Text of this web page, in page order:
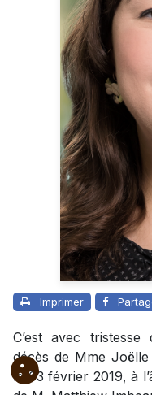
Imprimer
C’est avec
décès de Mme
le 03 février 2019, à